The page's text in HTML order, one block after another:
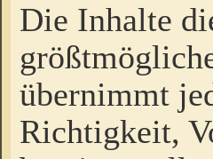
Die Inhalte
übernimmt
Richtigkeit,